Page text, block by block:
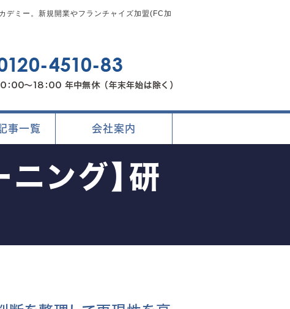
デミー。新規開業やフランチャイズ加盟(FC加
事一覧 会社案内
ング】研